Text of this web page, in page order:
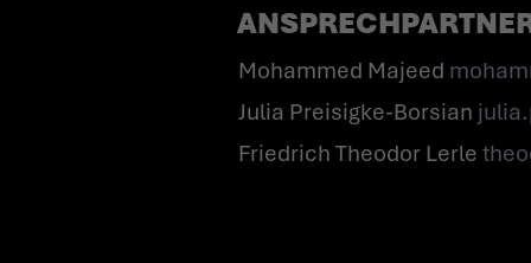
Mohammed Majeed
Julia Preisigke-Borsian
Friedrich Theodor Lerle